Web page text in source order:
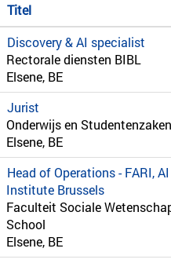
Titel
Discovery & AI specialist
Rectorale diensten BIBL
Elsene, BE
Jurist
Onderwijs en Studentenzaken
Elsene, BE
Head of Operations - FARI,
Institute Brussels
Faculteit Sociale
School
Elsene, BE